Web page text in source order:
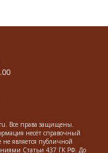
Все права защищены.
несёт справочный
является публичной
Статьи 437 ГК РФ. До